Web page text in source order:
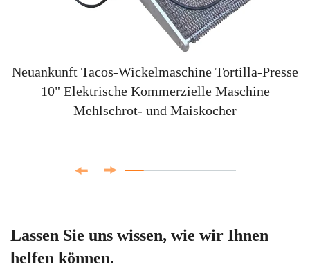
Neuankunft Tacos-Wickelmaschine Tortilla-Presse
10" Elektrische Kommerzielle Maschine
Mehlschrot- und Maiskocher
Lassen Sie uns wissen, wie wir Ihnen
helfen können.